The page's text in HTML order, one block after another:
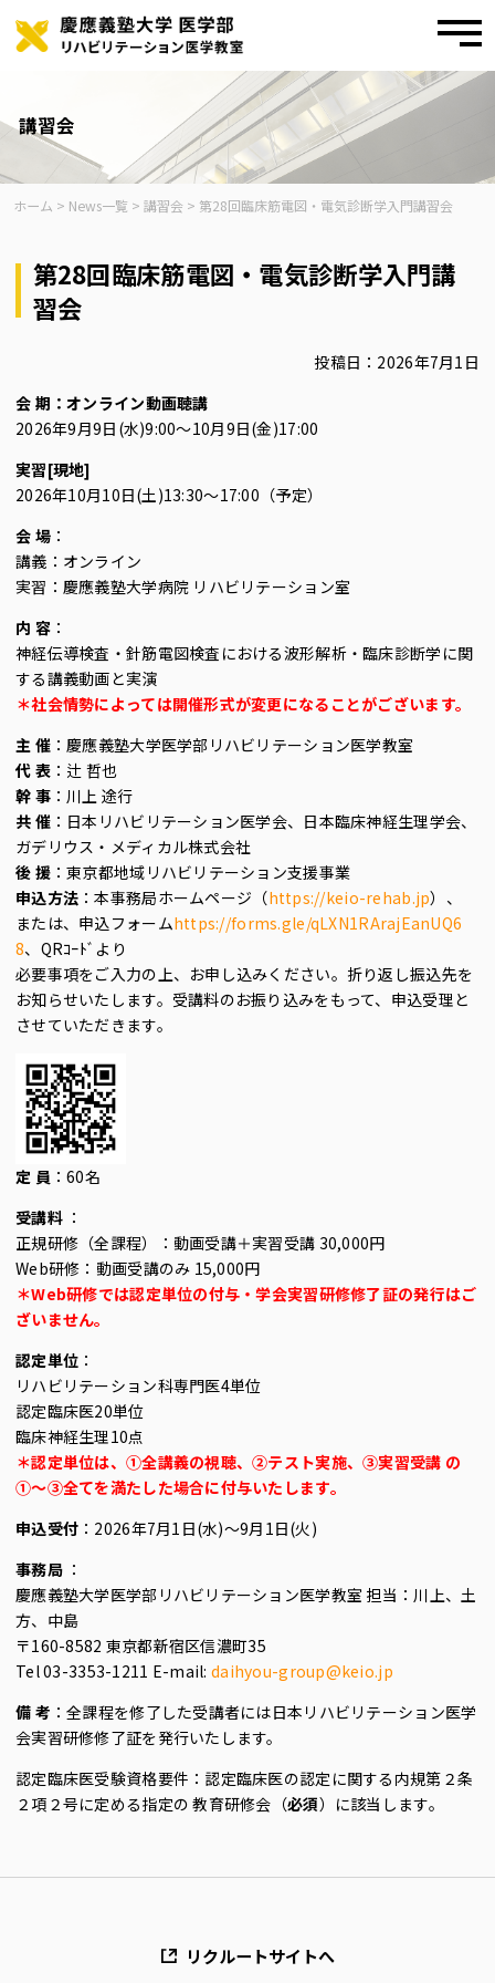
講習会
ホーム > News一覧 >講習会 > 第28回臨床筋電図・電気診断学入門講習会
第28回臨床筋電図・電気診断学入門講
習会
投稿日：2026年7月1日
会 期：オンライン動画聴講
2026年9月9日(水)9:00～10月9日(金)17:00
実習[現地]
2026年10月10日(土)13:30～17:00（予定）
会 場：
講義：オンライン
実習：慶應義塾大学病院 リハビリテーション室
内 容：
神経伝導検査・針筋電図検査における波形解析・臨床診断学に関
する講義動画と実演
＊社会情勢によっては開催形式が変更になることがございます。
主 催：慶應義塾大学医学部リハビリテーション医学教室
代 表：辻 哲也
幹 事：川上 途行
共 催：日本リハビリテーション医学会、日本臨床神経生理学会、
ガデリウス・メディカル株式会社
後 援：東京都地域リハビリテーション支援事業
申込方法 ：本事務局ホームページ（https://keio-rehab.jp）、
または、申込フォームhttps://forms.gle/qLXN1RArajEanUQ6
8、QRｺｰﾄﾞより
必要事項をご入力の上、お申し込みください。折り返し振込先を
お知らせいたします。受講料のお振り込みをもって、申込受理と
させていただきます。
定 員 ：60名
受講料：
正規研修（全課程）：動画受講＋実習受講 30,000円
Web研修：動画受講のみ 15,000円
＊Web研修では認定単位の付与・学会実習研修修了証の発行はご
ざいません。
認定単位 ：
リハビリテーション科専門医4単位
認定臨床医20単位
臨床神経生理10点
＊認定単位は、①全講義の視聴、②テスト実施、③実習受講 の
①〜③全てを満たした場合に付与いたします。
申込受付 ：2026年7月1日(水)～9月1日(火)
事務局：
慶應義塾大学医学部リハビリテーション医学教室 担当：川上、土
方、中島
〒160-8582 東京都新宿区信濃町35
Tel 03-3353-1211 E-mail: daihyou-group@keio.jp
備 考 ：全課程を修了した受講者には日本リハビリテーション医学
会実習研修修了証を発行いたします。
認定臨床医受験資格要件：認定臨床医の認定に関する内規第２条
２項２号に定める指定の 教育研修会（必須）に該当します。
リクルートサイトへ